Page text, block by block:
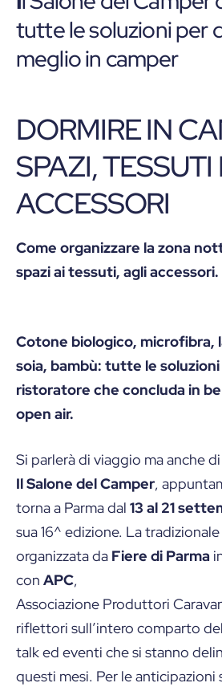
tutte le soluzioni per
meglio in camper
DORMIRE IN
SPAZI, TESSUTI
ACCESSORI
Come organizzare la zona
spazi ai tessuti, agli accessori.
Cotone biologico, microfibra,
soia, bambù: tutte le
ristoratore che concluda in
open air.
Si parlerà di viaggio ma anche
Il Salone del Camper,
torna a Parma dal 13 al 21
sua 16^ edizione. La
organizzata da Fiere di Parma
con APC,
Associazione Produttori
riflettori sull’intero comparto
talk ed eventi che si stanno
questi mesi. Per le